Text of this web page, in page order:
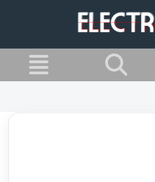
Kombinerki i szczypce